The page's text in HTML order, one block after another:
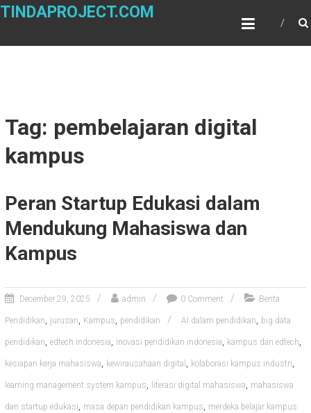
Skip
TINDAPROJECT.COM
Tag: pembelajaran digital
kampus
Peran Startup Edukasi dalam
Mendukung Mahasiswa dan
Kampus
December 29, 2025 admin 0 Comment Berita
Pendidikan, jurusan, Kampus, pendidikan AI dalam pendidikan, big data
pendidikan, edtech indonesia, inovasi pendidikan indonesia, kampus dan edtech,
kesiapan kerja mahasiswa, kewirausahaan digital , kolaborasi kampus industri,
learning management system kampus, literasi digital mahasiswa, mahasiswa
dan startup edukasi, masa depan pendidikan kampus, merdeka belajar kampus